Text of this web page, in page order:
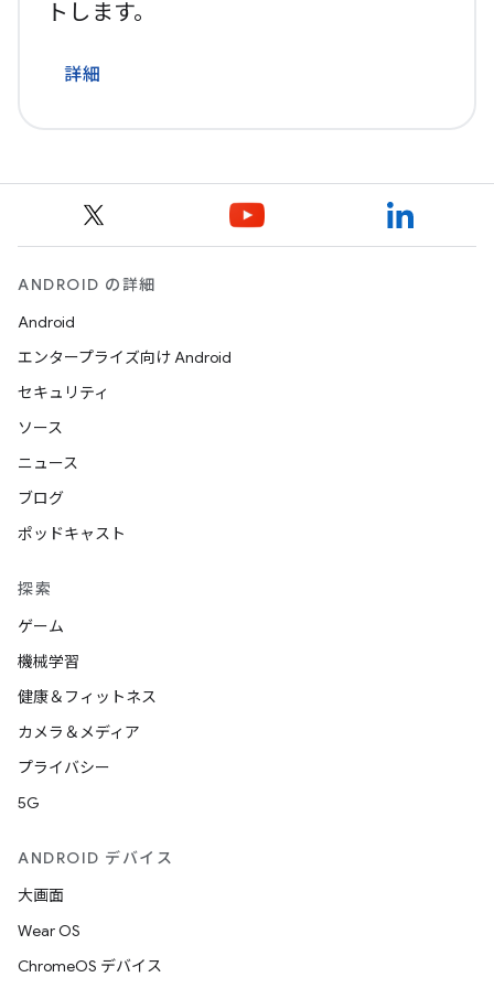
トします。
詳細
ANDROID の詳細
Android
エンタープライズ向け Android
セキュリティ
ソース
ニュース
ブログ
ポッドキャスト
探索
ゲーム
機械学習
健康＆フィットネス
カメラ＆メディア
プライバシー
5G
ANDROID デバイス
大画面
Wear OS
ChromeOS デバイス